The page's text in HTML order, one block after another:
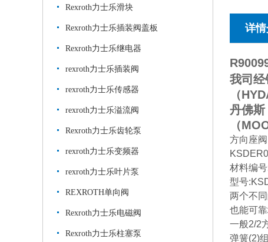
Rexroth力士乐滑块
Rexroth力士乐插装阀盖板
Rexroth力士乐继电器
rexroth力士乐插装阀
rexroth力士乐传感器
rexroth力士乐溢流阀
Rexroth力士乐齿轮泵
rexroth力士乐变频器
rexroth力士乐叶片泵
REXROTH单向阀
Rexroth力士乐电磁阀
Rexroth力士乐柱塞泵
详
我司经
（
丹佛斯
（
方向座
材料编
型号
两个不
也能可
一般2/2
弹簧(2)